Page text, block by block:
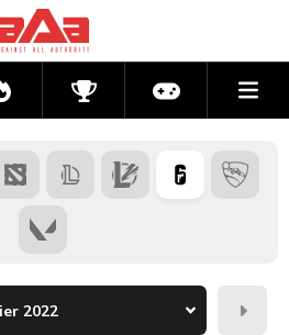
Directs CompétitionsActu jeux